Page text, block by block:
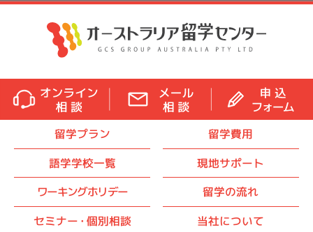
留学プラン
留学費用
語学学校一覧
現地サポート
ワーキングホリデー
留学の流れ
セミナー・ 個別相談 当社について